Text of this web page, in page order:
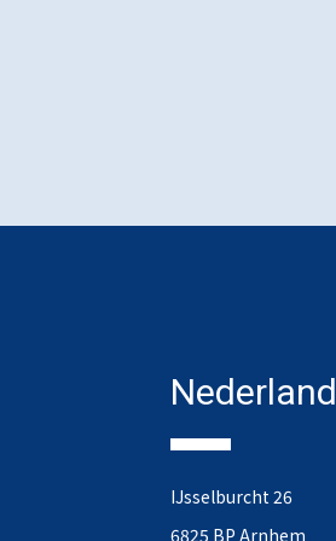
Nederland
IJsselburcht 26
6825 BP Arnhem